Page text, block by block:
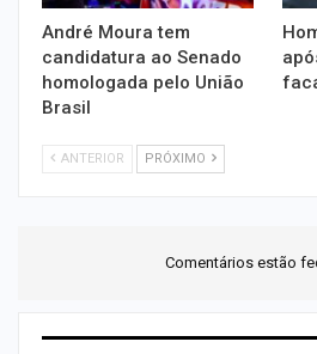
André Moura tem
candidatura ao Senado
homologada pelo União
Brasil
ANTERIOR PRÓXIMO
Comentários estão